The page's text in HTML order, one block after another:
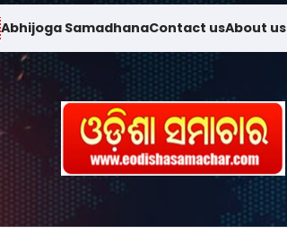
Abhijoga SamadhanaContact usAbout us